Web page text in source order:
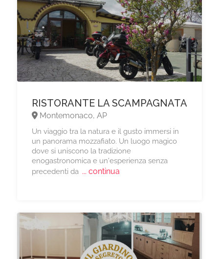
RISTORANTE LA SCAMPAGNATA
Montemonaco, AP
Un viaggio tra la natura e il gusto immersi in
un panorama mozzafiato. Un luogo magico
dove si uniscono la tradizione
enogastronomica e un'esperienza senza
precedenti da... continua